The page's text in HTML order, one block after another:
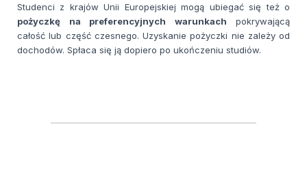
Studenci z krajów Unii Europejskiej mogą ubiegać się też o
pożyczkę na preferencyjnych warunkach pokrywającą
całość lub część czesnego. Uzyskanie pożyczki nie zależy od
dochodów. Spłaca się ją dopiero po ukończeniu studiów.